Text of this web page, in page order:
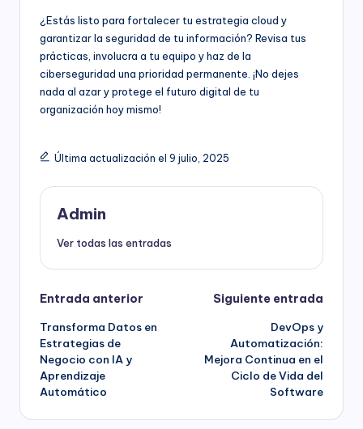
¿Estás listo para fortalecer tu estrategia cloud y
garantizar la seguridad de tu información? Revisa tus
prácticas, involucra a tu equipo y haz de la
ciberseguridad una prioridad permanente. ¡No dejes
nada al azar y protege el futuro digital de tu
organización hoy mismo!
Última actualización el 9 julio, 2025
Admin
Ver todas las entradas
Navegación
de
entradas
Entrada anterior
Transforma Datos en
Estrategias de
Negocio con IA y
Aprendizaje
Automático
Siguiente entrada
DevOps y
Automatización:
Mejora Continua en el
Ciclo de Vida del
Software